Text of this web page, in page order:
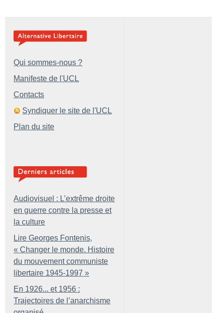
Qui sommes-nous ?
Manifeste de l'UCL
Contacts
Syndiquer le site de l'UCL
Plan du site
Audiovisuel : L’extrême droite
en guerre contre la presse et
la culture
Lire Georges Fontenis,
« Changer le monde. Histoire
du mouvement communiste
libertaire 1945-1997 »
En 1926... et 1956 :
Trajectoires de l’anarchisme